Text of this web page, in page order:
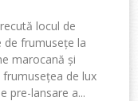
locul de
frumusețe la
marocană și
frumusețea de lux
pre-lansare a...